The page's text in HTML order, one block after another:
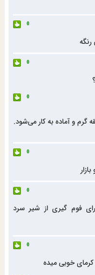
0
0
0
گرم و آماده به کار می‌شود.
0
0
فوم گیری از شیر سرد
0
کرمای خوبی میده